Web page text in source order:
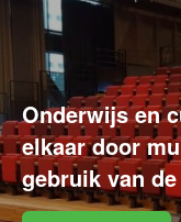
Onderwijs en
elkaar door
gebruik van